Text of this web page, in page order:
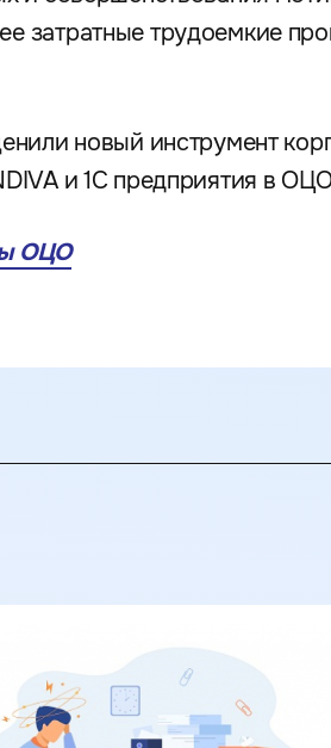
затратные трудоемкие
новый инструмент
и 1С предприятия в
ОЦО